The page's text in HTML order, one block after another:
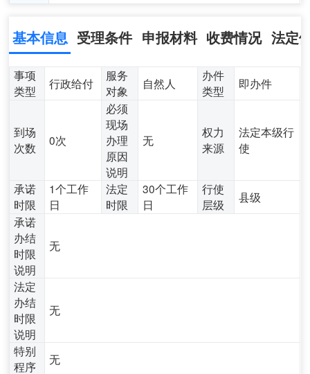
基本信息 受理条件 申报材料 收费情况 法定
事项
类型
行政给付
服务
对象
自然人
办件
类型
即办件
到场
次数
0次
必须
现场
办理
原因
说明
无
权力
来源
法定本级行
使
承诺
时限
1个工作
日
法定
时限
30个工作
日
行使
层级
县级
承诺
办结
时限
说明
无
法定
办结
时限
说明
无
特别
程序
无